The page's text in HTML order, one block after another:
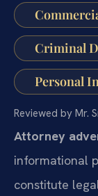
Criminal
Personal
Reviewed by Mr.
Attorney
informational
constitute